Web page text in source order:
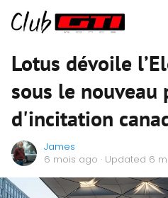
Lotus dévoile
sous le nouveau
d'incitation
James
6 mois ago · Updated 6